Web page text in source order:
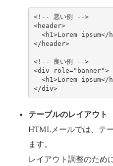
<!-- 悪い例 -->
<header>
<h1 >Lorem ipsum</
</ header>
<!-- 良い例 -->
<div role="banner">
<h1 >Lorem ipsum</
</div>
テーブルのレイアウト
HTMLメールでは、テ
ます。
レイアウト調整のため